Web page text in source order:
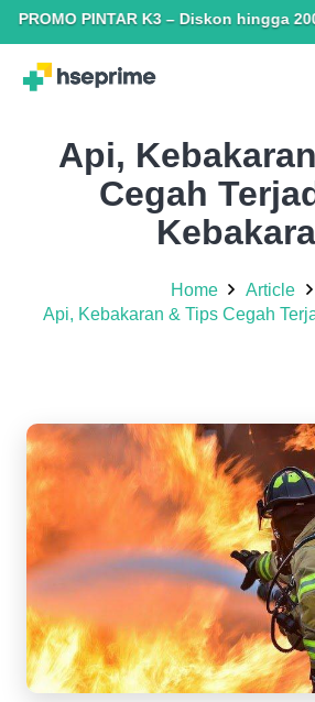
PINTAR K3 – Diskon hingga 200K +
Api,
Cegah
Home
Article
Api, Kebakaran & Tips Cegah